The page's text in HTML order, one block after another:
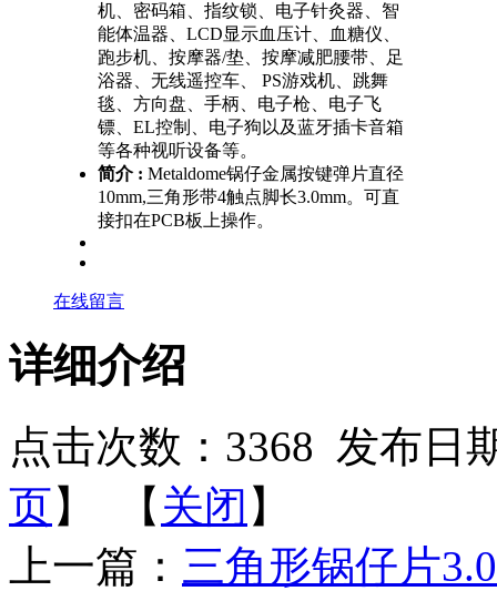
机、密码箱、指纹锁、电子针灸器、智
能体温器、LCD显示血压计、血糖仪、
跑步机、按摩器/垫、按摩减肥腰带、足
浴器、无线遥控车、 PS游戏机、跳舞
毯、方向盘、手柄、电子枪、电子飞
镖、EL控制、电子狗以及蓝牙插卡音箱
等各种视听设备等。
简介 : Metaldome锅仔金属按键弹片直径
10mm,三角形带4触点脚长3.0mm。可直
接扣在PCB板上操作。
在线留言
详细介绍
点击次数： 3368 发布日
页】 【 关闭 】
上一篇： 三角形锅仔片